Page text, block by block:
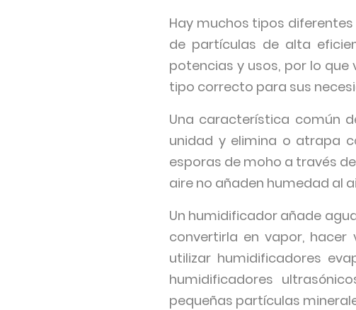
Hay muchos tipos
de partículas de alta
potencias y usos, por lo
tipo correcto para sus
Una característica común
unidad y elimina o atrapa
esporas de moho a través
aire no añaden humedad al
Un humidificador añade
convertirla en vapor,
utilizar humidificadores
humidificadores
pequeñas partículas